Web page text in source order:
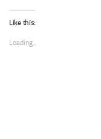
Like this:
Loading...